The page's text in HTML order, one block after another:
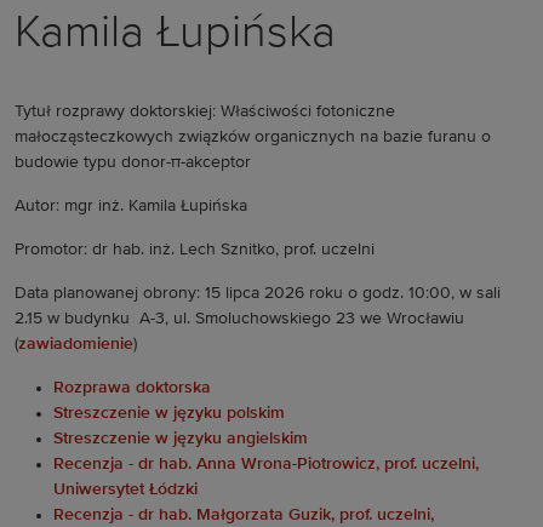
Kamila Łupińska
Tytuł rozprawy doktorskiej: Właściwości fotoniczne
małocząsteczkowych związków organicznych na bazie furanu o
budowie typu donor-π-akceptor
Autor: mgr inż. Kamila Łupińska
Promotor: dr hab. inż. Lech Sznitko, prof. uczelni
Data planowanej obrony: 15 lipca 2026 roku o godz. 10:00, w sali
2.15 w budynku A-3, ul. Smoluchowskiego 23 we Wrocławiu
(zawiadomienie)
Rozprawa doktorska
Streszczenie w języku polskim
Streszczenie w języku angielskim
Recenzja - dr hab. Anna Wrona-Piotrowicz, prof. uczelni,
Uniwersytet Łódzki
Recenzja - dr hab. Małgorzata Guzik, prof. uczelni,